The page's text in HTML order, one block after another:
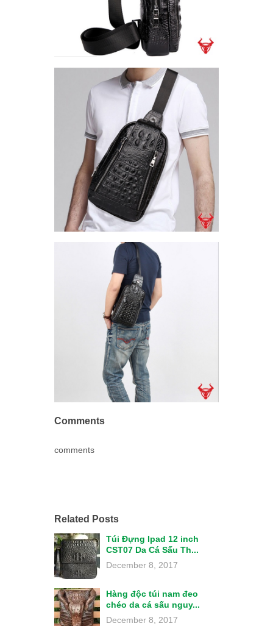
Comments
comments
Related Posts
Túi Đựng Ipad 12 inch
CST07 Da Cá Sấu Th...
December 8, 2017
Hàng độc túi nam đeo
chéo da cá sấu nguy...
December 8, 2017